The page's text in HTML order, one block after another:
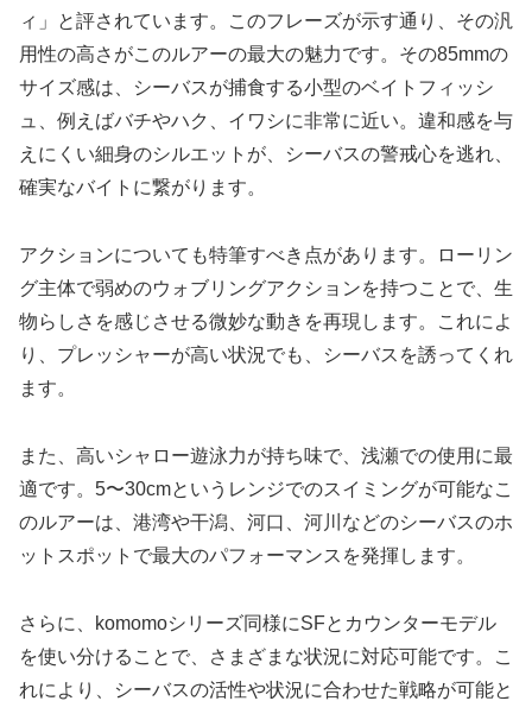
ィ」と評されています。このフレーズが示す通り、その汎
用性の高さがこのルアーの最大の魅力です。その85mmの
サイズ感は、シーバスが捕食する小型のベイトフィッシ
ュ、例えばバチやハク、イワシに非常に近い。違和感を与
えにくい細身のシルエットが、シーバスの警戒心を逃れ、
確実なバイトに繋がります。
アクションについても特筆すべき点があります。ローリン
グ主体で弱めのウォブリングアクションを持つことで、生
物らしさを感じさせる微妙な動きを再現します。これによ
り、プレッシャーが高い状況でも、シーバスを誘ってくれ
ます。
また、高いシャロー遊泳力が持ち味で、浅瀬での使用に最
適です。5〜30cmというレンジでのスイミングが可能なこ
のルアーは、港湾や干潟、河口、河川などのシーバスのホ
ットスポットで最大のパフォーマンスを発揮します。
さらに、komomoシリーズ同様にSFとカウンターモデル
を使い分けることで、さまざまな状況に対応可能です。こ
れにより、シーバスの活性や状況に合わせた戦略が可能と